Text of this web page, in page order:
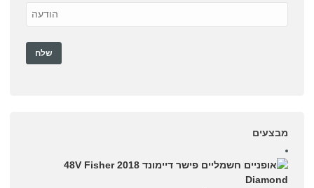
מבצעים